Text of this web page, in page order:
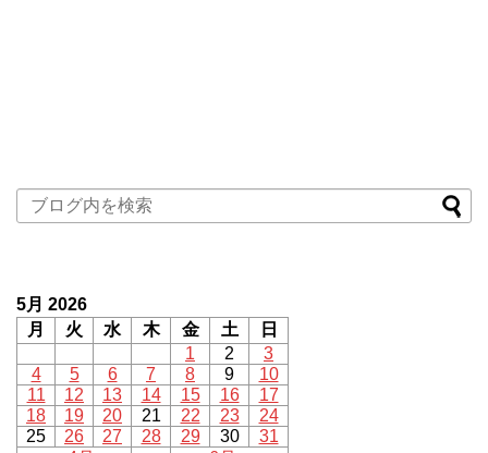
5月 2026
月
火 水 木 金 土
日
1
2
3
4
5 6 7 8 9
10
11
12 13 14 15 16
17
18
19 20 21 22 23
24
25
26 27 28 29 30
31